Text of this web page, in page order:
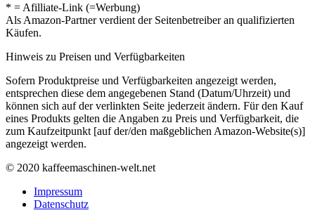
* = Afilliate-Link (=Werbung)
Als Amazon-Partner verdient der Seitenbetreiber an qualifizierten
Käufen.
Hinweis zu Preisen und Verfügbarkeiten
Sofern Produktpreise und Verfügbarkeiten angezeigt werden,
entsprechen diese dem angegebenen Stand (Datum/Uhrzeit) und
können sich auf der verlinkten Seite jederzeit ändern. Für den Kauf
eines Produkts gelten die Angaben zu Preis und Verfügbarkeit, die
zum Kaufzeitpunkt [auf der/den maßgeblichen Amazon-Website(s)]
angezeigt werden.
© 2020 kaffeemaschinen-welt.net
Impressum
Datenschutz